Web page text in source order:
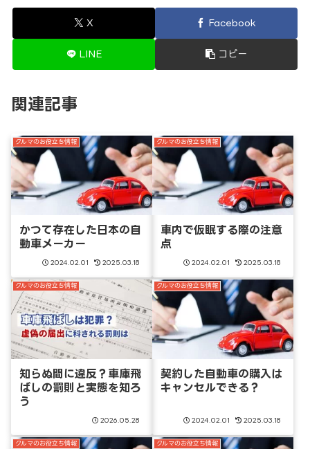
X Facebook
LINE コピー
関連記事
クルマのお役立ち情報
かつて存在した日本の自
動車メーカー
2024.02.01 2025.03.18
クルマのお役立ち情報
車内で仮眠する際の注意
点
2024.02.01 2025.03.18
クルマのお役立ち情報
知らぬ間に違反？車庫飛
ばしの罰則と実態を知ろ
う
2026.05.28
クルマのお役立ち情報
契約した自動車の購入は
キャンセルできる？
2024.02.01 2025.03.18
クルマのお役立ち情報 クルマのお役立ち情報